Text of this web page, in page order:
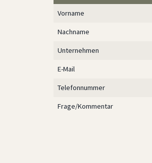
Vorname
Nachname
Unternehmen
E-Mail
Telefonnummer
Frage/Kommentar